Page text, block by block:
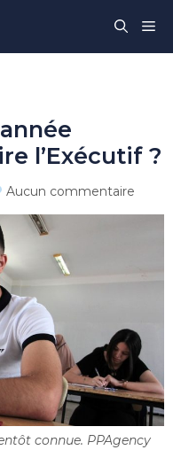
l’Exécutif ?
Aucun commentaire
connue. PPAgency